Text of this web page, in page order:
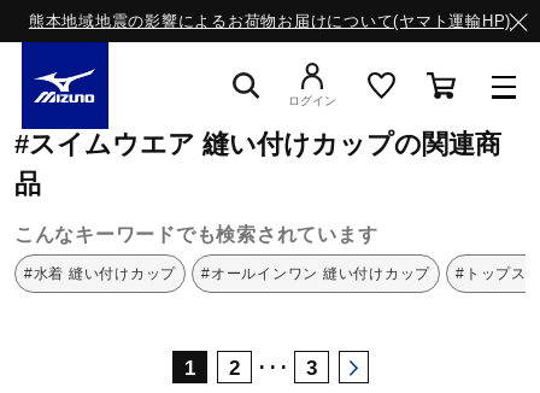
熊本地域地震の影響によるお荷物お届けについて(ヤマト運輸HP)
ライフスタイルウエア
ランニング
ログイン
ミズノ公式オンライン 縫い付けカップ
#スイムウエア 縫い付けカップの関連商
品
こんなキーワードでも検索されています
#水着 縫い付けカップ #オールインワン 縫い付けカップ #トップス
1 2 ･･･ 3